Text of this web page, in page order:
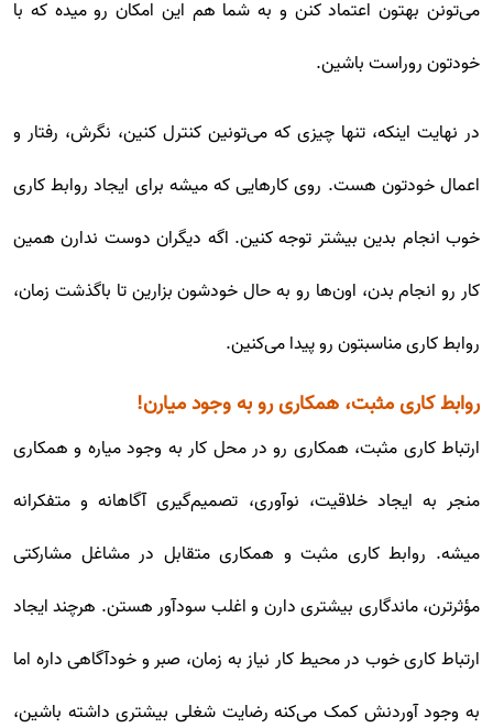
می‌تونن بهتون اعتماد کنن و به شما هم این امکان رو میده که با
خودتون روراست باشین.
در نهایت اینکه، تنها چیزی که می‌تونین کنترل کنین، نگرش، رفتار و
اعمال خودتون هست. روی کارهایی که میشه برای ایجاد روابط کاری
خوب انجام بدین بیشتر توجه کنین. اگه دیگران دوست ندارن همین
کار رو انجام بدن، اون‌ها رو به حال خودشون بزارین تا باگذشت زمان،
روابط کاری مناسبتون رو پیدا می‌کنین.
روابط کاری مثبت، همکاری رو به وجود میارن!
ارتباط کاری مثبت، همکاری رو در محل کار به وجود میاره و همکاری
منجر به ایجاد خلاقیت، نوآوری، تصمیم‌گیری آگاهانه و متفکرانه
میشه. روابط کاری مثبت و همکاری متقابل در مشاغل مشارکتی
مؤثرترن، ماندگاری بیشتری دارن و اغلب سودآور هستن. هرچند ایجاد
ارتباط کاری خوب در محیط کار نیاز به زمان، صبر و خودآگاهی داره اما
به وجود آوردنش کمک می‌کنه رضایت شغلی بیشتری داشته باشین،